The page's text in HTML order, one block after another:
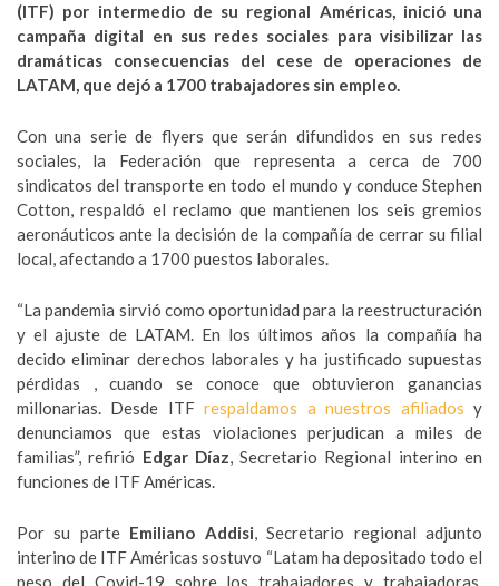
(ITF) por intermedio de su regional Américas, inició una
campaña digital en sus redes sociales para visibilizar las
dramáticas consecuencias del cese de operaciones de
LATAM, que dejó a 1700 trabajadores sin empleo.
Con una serie de flyers que serán difundidos en sus redes
sociales, la Federación que representa a cerca de 700
sindicatos del transporte en todo el mundo y conduce Stephen
Cotton, respaldó el reclamo que mantienen los seis gremios
aeronáuticos ante la decisión de la compañía de cerrar su filial
local, afectando a 1700 puestos laborales.
“La pandemia sirvió como oportunidad para la reestructuración
y el ajuste de LATAM. En los últimos años la compañía ha
decido eliminar derechos laborales y ha justificado supuestas
pérdidas , cuando se conoce que obtuvieron ganancias
millonarias. Desde ITFrespaldamos a nuestros afiliados y
denunciamos que estas violaciones perjudican a miles de
familias”, refirió Edgar Díaz, Secretario Regional interino en
funciones de ITF Américas.
Por su parte Emiliano Addisi, Secretario regional adjunto
interino de ITF Américas sostuvo “Latam ha depositado todo el
peso del Covid-19 sobre los trabajadores y trabajadoras,